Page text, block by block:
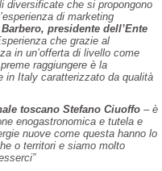
diversificate che si propongono
di marketing
presidente dell’Ente
che grazie al
in un’offerta di livello come
raggiungere è la
in Italy caratterizzato da qualità
toscano Stefano Ciuoffo – è
enogastronomica e tutela e
nuove come questa hanno lo
o territori e siamo molto